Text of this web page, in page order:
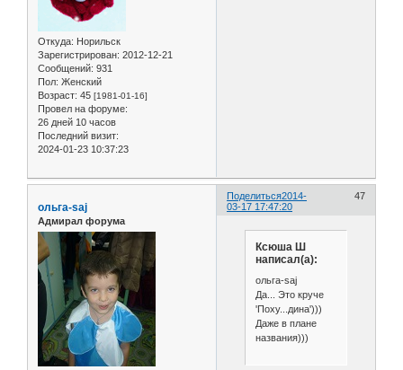
Откуда: Норильск
Зарегистрирован: 2012-12-21
Сообщений: 931
Пол: Женский
Возраст: 45 [1981-01-16]
Провел на форуме:
26 дней 10 часов
Последний визит:
2024-01-23 10:37:23
Поделиться 47
2014-
03-17 17:47:20
ольга-saj
Адмирал форума
Ксюша Ш
написал(а):
ольга-saj
Да... Это круче
'Поху...дина')))
Даже в плане
названия)))